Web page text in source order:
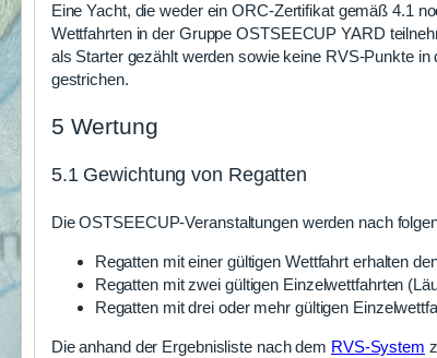
Eine Yacht, die weder ein ORC-Zertifikat gemäß 4.1
Wettfahrten in der Gruppe OSTSEECUP YARD
als Starter gezählt werden sowie keine RVS-Punkte
gestrichen.
5 Wertung
5.1 Gewichtung von Regatten
Die OSTSEECUP-Veranstaltungen werden nach
Regatten mit einer gültigen Wettfahrt erhalten
Regatten mit zwei gültigen Einzelwettfahrten
Regatten mit drei oder mehr gültigen
Die anhand der Ergebnisliste nach dem RVS-System